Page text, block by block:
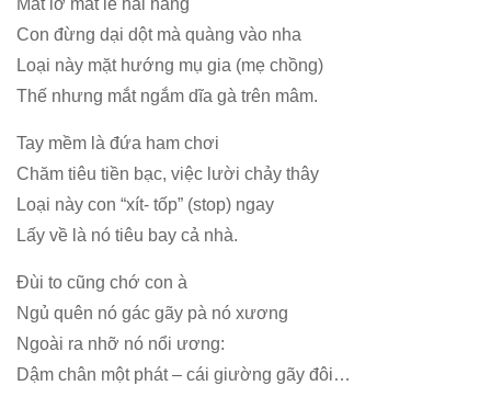
Mắt lơ mắt lé hai hàng
Con đừng dại dột mà quàng vào nha
Loại này mặt hướng mụ gia (mẹ chồng)
Thế nhưng mắt ngắm dĩa gà trên mâm.
Tay mềm là đứa ham chơi
Chăm tiêu tiền bạc, việc lười chảy thây
Loại này con “xít- tốp” (stop) ngay
Lấy về là nó tiêu bay cả nhà.
Đùi to cũng chớ con à
Ngủ quên nó gác gãy pà nó xương
Ngoài ra nhỡ nó nổi ương:
Dậm chân một phát – cái giường gãy đôi…